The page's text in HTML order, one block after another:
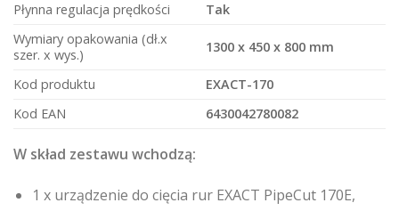
Płynna regulacja prędkości
Tak
Wymiary opakowania (dł.x
szer. x wys.)
1300 x 450 x 800 mm
Kod produktu
EXACT-170
Kod EAN
6430042780082
W skład zestawu wchodzą:
1 x urządzenie do cięcia rur EXACT PipeCut 170E,